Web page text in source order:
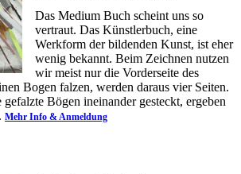
Das Medium Buch scheint uns so
vertraut. Das Künstlerbuch, eine
Werkform der bildenden Kunst, ist eher
wenig bekannt. Beim Zeichnen nutzen
wir meist nur die Vorderseite des
Bogen falzen, werden daraus vier Seiten.
Bögen ineinander gesteckt, ergeben
Mehr Info & Anmeldung